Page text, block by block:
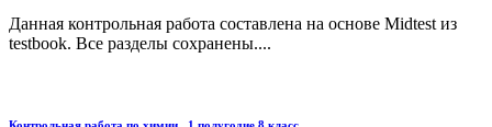
Данная контрольная работа составлена на основе Midtest из
testbook. Все разделы сохранены....
Контрольная работа по химии , 1 полугодие 8 класс.